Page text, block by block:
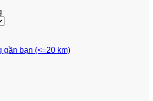
gần bạn (<=20 km)